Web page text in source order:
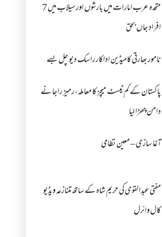
متحدہ عرب امارات میں بارشوں اور سیلاب میں 7
افراد جاں بحق
نامور بھارتی کامیڈین اداکار راسک دیو چل بسے
پاکستان کے کم ٹیسٹ میچز کا معاملہ، رمیز راجا نے
دامن چھڑا لیا
آغا سازی – معین نظامی
مفتی عبدالقوی کی حریم شاہ کے ساتھ متنازعہ ویڈیو
کال وائرل